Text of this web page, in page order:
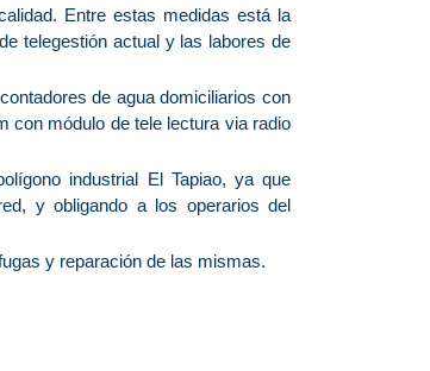
Entre estas medidas está la
telegestión actual y las labores de
de agua domiciliarios con
con módulo de tele lectura via radio
industrial El Tapiao, ya que
y obligando a los operarios del
y reparación de las mismas.